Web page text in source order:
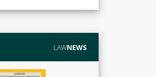
LAWNEWS